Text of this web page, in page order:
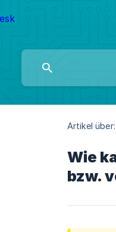
Artikel über:
Wie
bzw.